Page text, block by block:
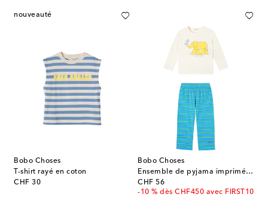
nouveauté
Bobo Choses
T-shirt rayé en coton
CHF 30
original price
Bobo Choses
Ensemble de pyjama imprimé en coton
CHF 56
original price
-10 % dès CHF450 avec FIRST10